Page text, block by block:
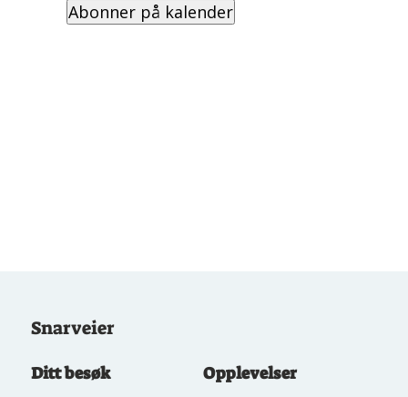
Abonner på kalender
Snarveier
Ditt besøk
Opplevelser